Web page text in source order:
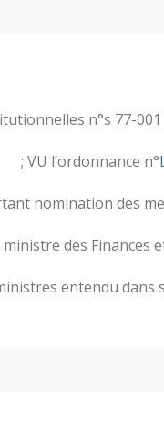
n°s 77-001
VU l’ordonnance n°
nomination des
des Finances
entendu dans